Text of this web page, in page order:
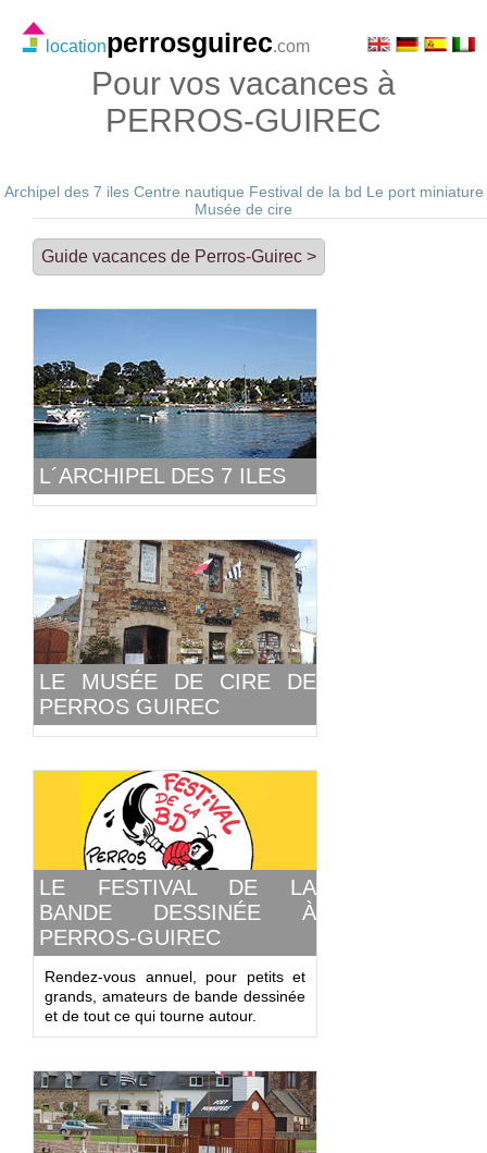
Pour vos vacances à
PERROS-GUIREC
Archipel des 7 iles Centre nautique Festival de la bd Le port miniature
Musée de cire
locationperrosguirec.com
Guide vacances de Perros-Guirec >
L´ARCHIPEL DES 7 ILES
LE MUSÉE DE CIRE DE
PERROS GUIREC
LE FESTIVAL DE LA
BANDE DESSINÉE À
PERROS-GUIREC
Rendez-vous annuel, pour petits et
grands, amateurs de bande dessinée
et de tout ce qui tourne autour.